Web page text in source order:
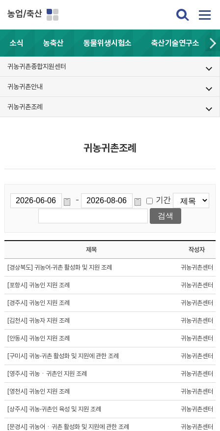
농업/축산
소식 농축산 동물위생시험소 축산기술연구소
귀농귀촌종합지원센터
귀농귀촌안내
귀농귀촌조례
귀농귀촌조례
- 기간
제목 작성자
[경상북도] 귀농어·귀촌 활성화 및 지원 조례 귀농귀촌센터
[포항시] 귀농인 지원 조례 귀농귀촌센터
[경주시] 귀농인 지원 조례 귀농귀촌센터
[김천시] 귀농자 지원 조례 귀농귀촌센터
[안동시] 귀농인 지원 조례 귀농귀촌센터
[구미시] 귀농·귀촌 활성화 및 지원에 관한 조례 귀농귀촌센터
[영주시] 귀농ㆍ귀촌인 지원 조례 귀농귀촌센터
[영천시] 귀농인 지원 조례 귀농귀촌센터
[상주시] 귀농·귀촌인 육성 및 지원 조례 귀농귀촌센터
[문경시] 귀농어ㆍ귀촌 활성화 및 지원에 관한 조례 귀농귀촌센터